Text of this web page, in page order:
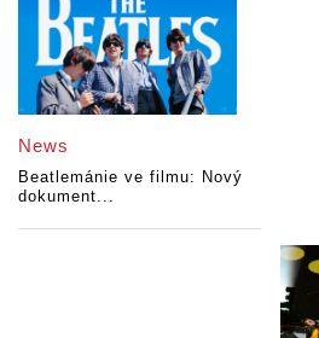
News
Beatlemánie ve filmu: Nový
dokument...